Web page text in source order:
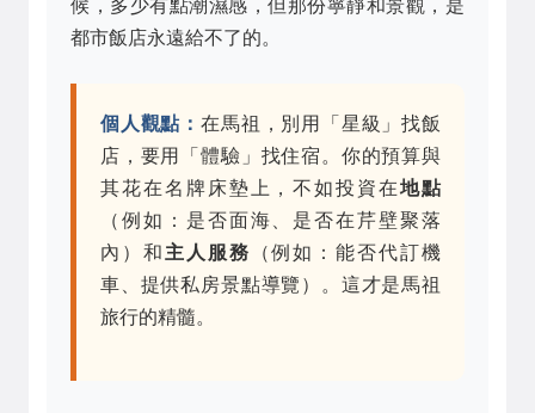
候，多少有點潮濕感，但那份寧靜和景觀，是
都市飯店永遠給不了的。
個人觀點：在馬祖，別用「星級」找飯
店，要用「體驗」找住宿。你的預算與
其花在名牌床墊上，不如投資在地點
（例如：是否面海、是否在芹壁聚落
內）和 主人服務 （例如：能否代訂機
車、提供私房景點導覽）。這才是馬祖
旅行的精髓。